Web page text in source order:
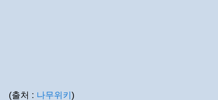
(출처 : 나무위키)